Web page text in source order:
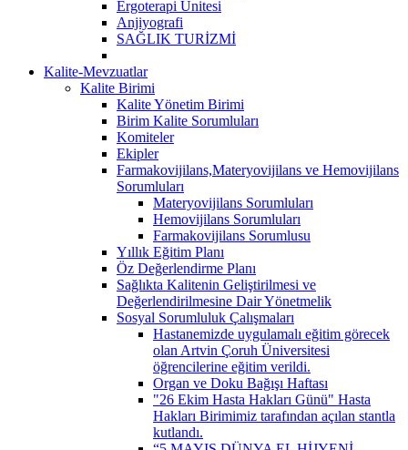
Ergoterapi Ünitesi
Anjiyografi
SAĞLIK TURİZMİ
Kalite-Mevzuatlar
Kalite Birimi
Kalite Yönetim Birimi
Birim Kalite Sorumluları
Komiteler
Ekipler
Farmakovijilans,Materyovijilans ve Hemovijilans
Sorumluları
Materyovijilans Sorumluları
Hemovijilans Sorumluları
Farmakovijilans Sorumlusu
Yıllık Eğitim Planı
Öz Değerlendirme Planı
Sağlıkta Kalitenin Geliştirilmesi ve
Değerlendirilmesine Dair Yönetmelik
Sosyal Sorumluluk Çalışmaları
Hastanemizde uygulamalı eğitim görecek
olan Artvin Çoruh Üniversitesi
öğrencilerine eğitim verildi.
Organ ve Doku Bağışı Haftası
"26 Ekim Hasta Hakları Günü" Hasta
Hakları Birimimiz tarafından açılan stantla
kutlandı.